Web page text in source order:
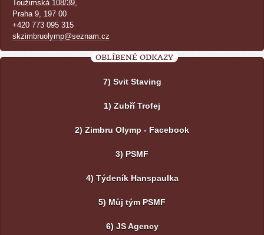
Toužimská 108/39,
Praha 9, 197 00
+420 773 095 315
skzimbruolymp@seznam.cz
OBLÍBENÉ ODKAZY
7) Svit Staving
1) Zubří Trofej
2) Zimbru Olymp - Facebook
3) PSMF
4) Týdeník Hanspaulka
5) Můj tým PSMF
6) JS Agency